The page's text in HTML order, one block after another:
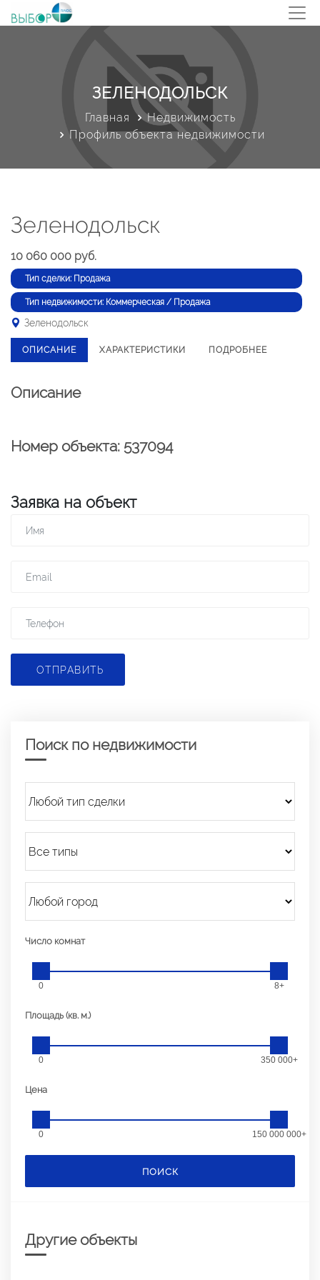
ЗЕЛЕНОДОЛЬСК
Главная
Недвижимость
Профиль объекта недвижимости
Зеленодольск
10 060 000 руб.
Тип сделки: Продажа
Тип недвижимости: Коммерческая / Продажа
Зеленодольск
ОПИСАНИЕ ХАРАКТЕРИСТИКИ ПОДРОБНЕЕ
Описание
Номер объекта: 537094
Заявка на объект
ОТПРАВИТЬ
Поиск по недвижимости
Число комнат
0 8+
Площадь (кв. м.)
0 350 000+
Цена
0 150 000 000+
ПОИСК
Другие объекты